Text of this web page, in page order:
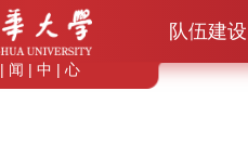
队伍建设
闻 | 中 | 心